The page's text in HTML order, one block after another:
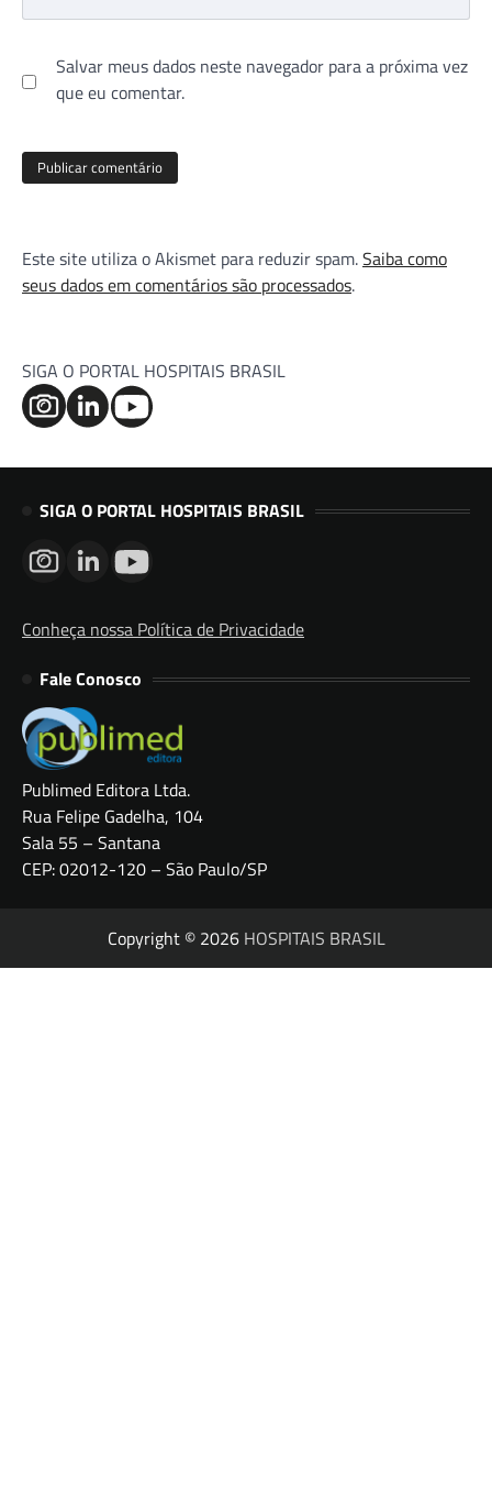
Salvar meus dados neste navegador para a próxima vez
que eu comentar.
Este site utiliza o Akismet para reduzir spam.Saiba como
seus dados em comentários são processados.
SIGA O PORTAL HOSPITAIS BRASIL
SIGA O PORTAL HOSPITAIS BRASIL
Conheça nossa Política de Privacidade
Fale Conosco
Publimed Editora Ltda.
Rua Felipe Gadelha, 104
Sala 55 – Santana
CEP: 02012-120 – São Paulo/SP
Copyright © 2026 HOSPITAIS BRASIL